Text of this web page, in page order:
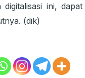
digitalisasi ini,
(dik)